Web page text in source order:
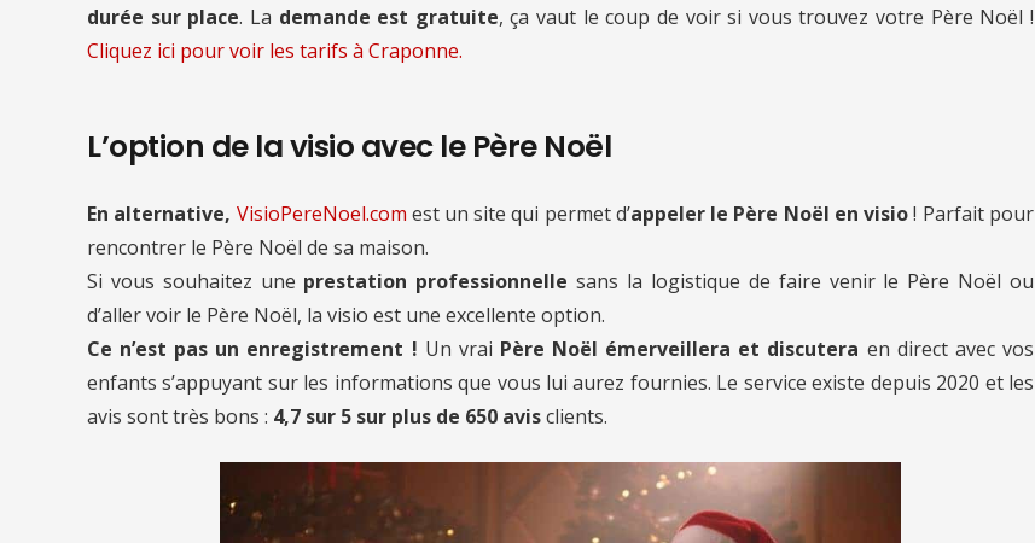
durée sur place. La demande est gratuite, ça vaut le coup de voir si vous trouvez votre Père Noël !
Cliquez ici pour voir les tarifs à Craponne.
L’option de la visio avec le Père Noël
En alternative, VisioPereNoel.com est un site qui permet d’appeler le Père Noël en visio! Parfait pour
rencontrer le Père Noël de sa maison.
Si vous souhaitez une prestation professionnelle sans la logistique de faire venir le Père Noël ou
d’aller voir le Père Noël, la visio est une excellente option.
Ce n’est pas un enregistrement ! Un vrai Père Noël émerveillera et discutera en direct avec vos
enfants s’appuyant sur les informations que vous lui aurez fournies. Le service existe depuis 2020 et les
avis sont très bons : 4,7 sur 5 sur plus de 650 avisclients.